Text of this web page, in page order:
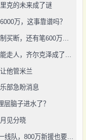
克的未来成了谜
万，这事靠谱吗？
他管米兰
部急盼消息
脑子进水了？
见分晓
卡里克亲自点将！15岁“小梅西”合练曼联一线队，800万新援也要露脸